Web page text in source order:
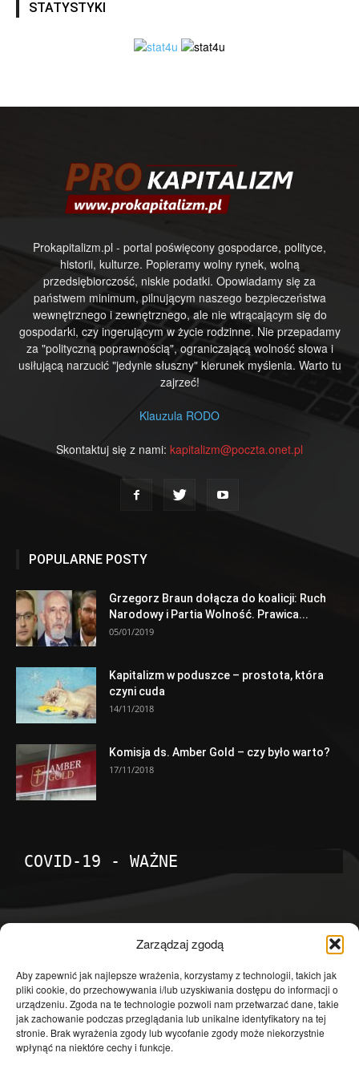
Zarządzaj zgodą
Aby zapewnić jak najlepsze wrażenia, korzystamy z technologii, takich jak
pliki cookie, do przechowywania i/lub uzyskiwania dostępu do informacji o
urządzeniu. Zgoda na te technologie pozwoli nam przetwarzać dane, takie
jak zachowanie podczas przeglądania lub unikalne identyfikatory na tej
stronie. Brak wyrażenia zgody lub wycofanie zgody może niekorzystnie
wpłynąć na niektóre cechy i funkcje.
STATYSTYKI
Prokapitalizm.pl - portal poświęcony gospodarce, polityce,
historii, kulturze. Popieramy wolny rynek, wolną
przedsiębiorczość, niskie podatki. Opowiadamy się za
państwem minimum, pilnującym naszego bezpieczeństwa
wewnętrznego i zewnętrznego, ale nie wtrącającym się do
gospodarki, czy ingerującym w życie rodzinne. Nie przepadamy
za "polityczną poprawnością", ograniczającą wolność słowa i
usiłującą narzucić "jedynie słuszny" kierunek myślenia. Warto tu
zajrzeć!
Klauzula RODO
Skontaktuj się z nami: kapitalizm@poczta.onet.pl
POPULARNE POSTY
Grzegorz Braun dołącza do koalicji: Ruch
Narodowy i Partia Wolność. Prawica...
05/01/2019
Kapitalizm w poduszce – prostota, która
czyni cuda
14/11/2018
Komisja ds. Amber Gold – czy było warto?
17/11/2018
COVID-19 - WAŻNE
Temat dnia
4601
Publicystyka
4363
Polityka
3639
Polska